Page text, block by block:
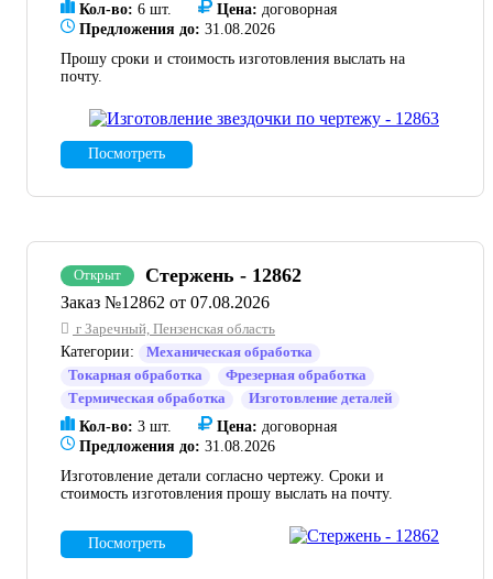
Кол-во: 6 шт. Цена: договорная
Предложения до: 31.08.2026
Прошу сроки и стоимость изготовления выслать на
почту.
Посмотреть
Открыт Стержень - 12862
Заказ №12862 от 07.08.2026
г Заречный, Пензенская область
Категории:
Механическая обработка
Токарная обработка
Фрезерная обработка
Термическая обработка
Изготовление деталей
Кол-во: 3 шт. Цена: договорная
Предложения до: 31.08.2026
Изготовление детали согласно чертежу. Сроки и
стоимость изготовления прошу выслать на почту.
Посмотреть